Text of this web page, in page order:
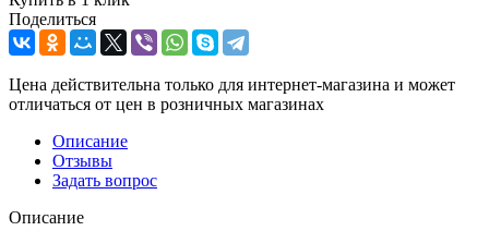
Поделиться
Цена действительна только для интернет-магазина и может
отличаться от цен в розничных магазинах
Описание
Отзывы
Задать вопрос
Описание